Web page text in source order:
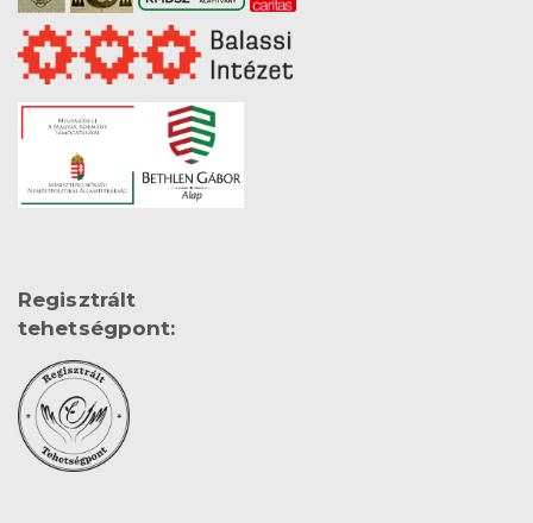
Regisztrált
tehetségpont: